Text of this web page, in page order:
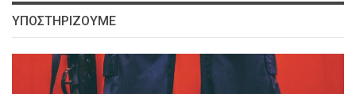
ΥΠΟΣΤΗΡΙΖΟΥΜΕ